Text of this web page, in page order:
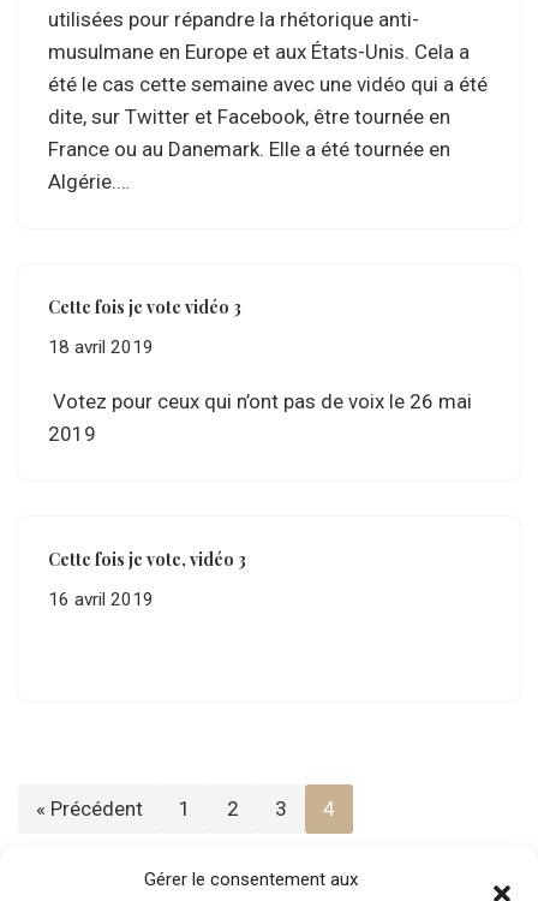
Gérer le consentement aux
utilisées pour répandre la rhétorique anti-
musulmane en Europe et aux États-Unis. Cela a
été le cas cette semaine avec une vidéo qui a été
dite, sur Twitter et Facebook, être tournée en
France ou au Danemark. Elle a été tournée en
Algérie.…
Cette fois je vote vidéo 3
18 avril 2019
Votez pour ceux qui n’ont pas de voix le 26 mai
2019
Cette fois je vote, vidéo 3
16 avril 2019
« Précédent 1 2 3 4